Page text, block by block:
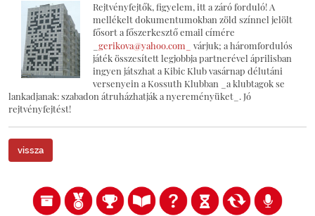
Rejtvényfejtők, figyelem, itt a záró forduló! A
mellékelt dokumentumokban zöld színnel jelölt
fősort a főszerkesztő email címére
gerikova@yahoo.com_
várjuk; a háromfordulós
játék összesített legjobbja partnerével áprilisban
ingyen játszhat a Kibic Klub vasárnap délutáni
versenyein a Kossuth Klubban _a klubtagok se
lankadjanak: szabadon átruházhatják a nyereményüket_. Jó
rejtvényfejtést!
vissza